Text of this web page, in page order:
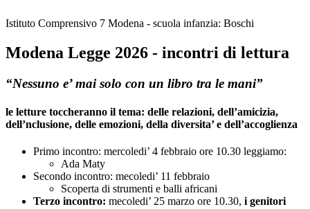
Istituto Comprensivo 7 Modena - scuola infanzia: Boschi
Modena Legge 2026 - incontri di lettura
“Nessuno e’ mai solo con un libro tra le mani”
le letture toccheranno il tema: delle relazioni, dell’amicizia,
dell’nclusione, delle emozioni, della diversita’ e dell’accoglienza
Primo incontro: mercoledi’ 4 febbraio ore 10.30 leggiamo:
Ada Maty
Secondo incontro: mecoledi’ 11 febbraio
Scoperta di strumenti e balli africani
Terzo incontro: mecoledi’ 25 marzo ore 10.30, i genitori